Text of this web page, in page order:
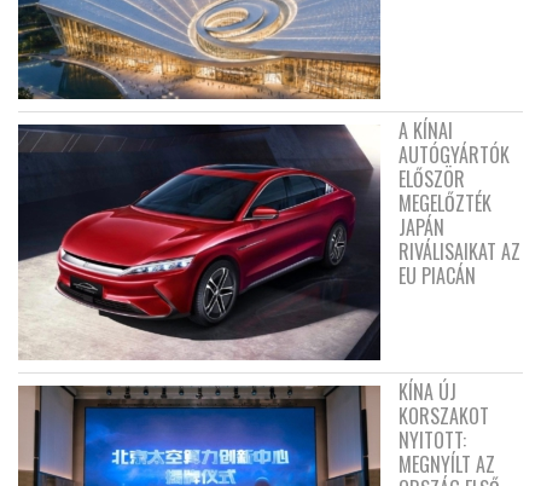
A KÍNAI
AUTÓGYÁRTÓK
ELŐSZÖR
MEGELŐZTÉK
JAPÁN
RIVÁLISAIKAT AZ
EU PIACÁN
KÍNA ÚJ
KORSZAKOT
NYITOTT:
MEGNYÍLT AZ